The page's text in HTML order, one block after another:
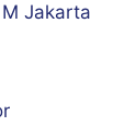
Jakarta